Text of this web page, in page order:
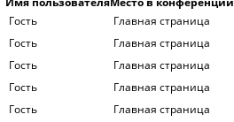
Гость
Главная страница
Гость
Главная страница
Гость
Главная страница
Гость
Главная страница
Гость
Главная страница